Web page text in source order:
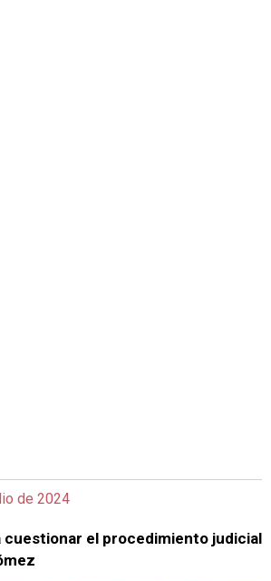
de 2024
cuestionar el procedimiento judicial